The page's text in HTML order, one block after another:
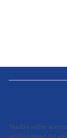
Vendita online
migliori brand del